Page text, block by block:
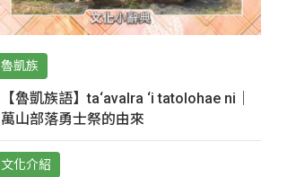
魯凱族
【魯凱族語】ta‘avalra ‘i tatolohae ni｜
萬山部落勇士祭的由來
文化介紹